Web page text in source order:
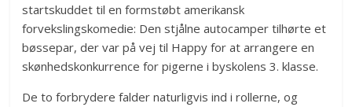
startskuddet til en formstøbt amerikansk
forvekslingskomedie: Den stjålne autocamper tilhørte et
bøssepar, der var på vej til Happy for at arrangere en
skønhedskonkurrence for pigerne i byskolens 3. klasse.
De to forbrydere falder naturligvis ind i rollerne, og